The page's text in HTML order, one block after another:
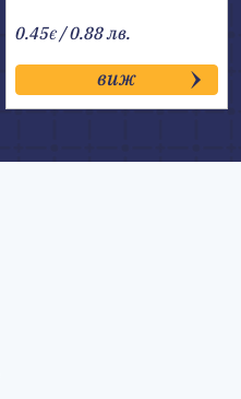
0.45€ / 0.88 лв.
виж